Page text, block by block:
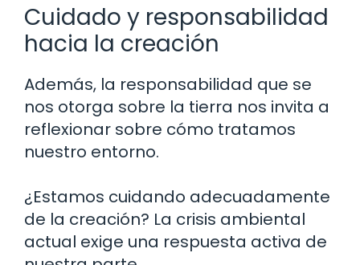
Cuidado y responsabilidad
hacia la creación
Además, la responsabilidad que se
nos otorga sobre la tierra nos invita a
reflexionar sobre cómo tratamos
nuestro entorno.
¿Estamos cuidando adecuadamente
de la creación? La crisis ambiental
actual exige una respuesta activa de